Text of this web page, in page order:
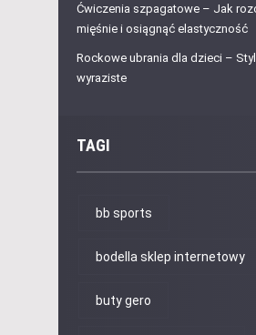
Ćwiczenia szpagatowe – Jak
mięśnie i osiągnąć elastyczność
Rockowe ubrania dla dzieci –
wyraziste
TAGI
bb sports
bodella sklep internetowy
buty gero